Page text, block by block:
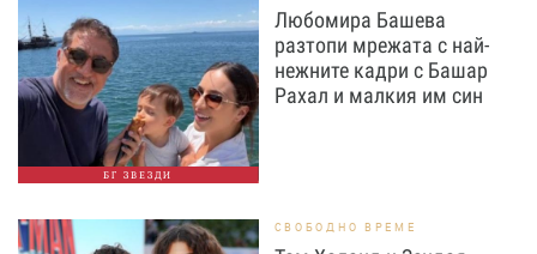
БГ ЗВЕЗДИ
Любомира Башева
разтопи мрежата с най-
нежните кадри с Башар
Рахал и малкия им син
СВОБОДНО ВРЕМЕ